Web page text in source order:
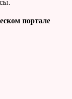
портале